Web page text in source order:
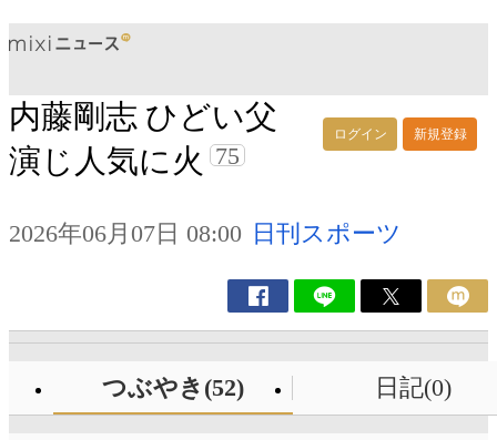
ログイン 新規登録
内藤剛志 ひどい父
演じ人気に火 75
2026年06月07日 08:00 日刊スポーツ
つぶやき(52) 日記(0)